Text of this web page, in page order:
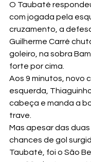
O Taubaté
com jogada pela
cruzamento, a
Guilherme Carré
goleiro, na sobra
forte por cima.
Aos 9 minutos, novo
esquerda,
cabeça e manda a
trave.
Mas apesar das
chances de gol
Taubaté, foi o São